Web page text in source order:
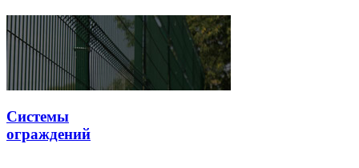
Системы
ограждений